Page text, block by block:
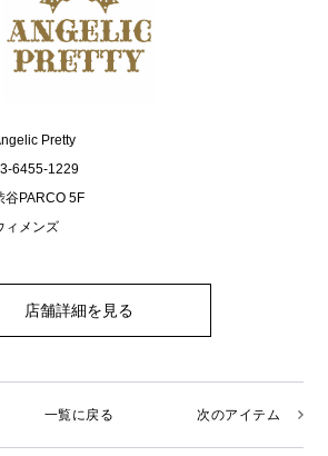
Pretty
6455-1229
谷PARCO 5F
ィメンズ
店舗詳細を見る
一覧に戻る 次のアイテム